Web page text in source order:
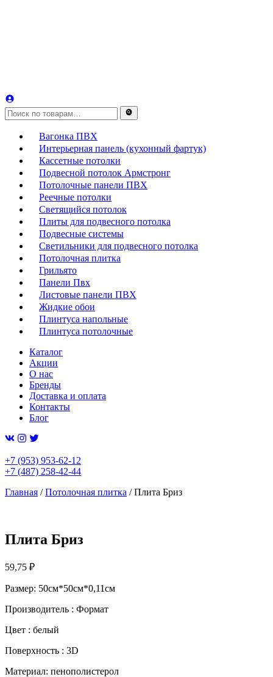
Вагонка ПВХ
Интерьерная панель (кухонный фартук)
Кассетные потолки
Подвесной потолок Армстронг
Потолочные панели ПВХ
Реечные потолки
Светящийся потолок
Плиты для подвесного потолка
Подвесные системы
Светильники для подвесного потолка
Потолочная плитка
Грильято
Панели Пвх
Листовые панели ПВХ
Жидкие обои
Плинтуса напольные
Плинтуса потолочные
Каталог
Акции
О нас
Бренды
Доставка и оплата
Контакты
Блог
+7 (953) 953-62-12
+7 (487) 258-42-44
Главная /Потолочная плитка / Плита Бриз
Плита Бриз
59,75 ₽
Размер: 50см*50см*0,11см
Производитель : Формат
Цвет : белый
Поверхность : 3D
Материал: пенополистерол